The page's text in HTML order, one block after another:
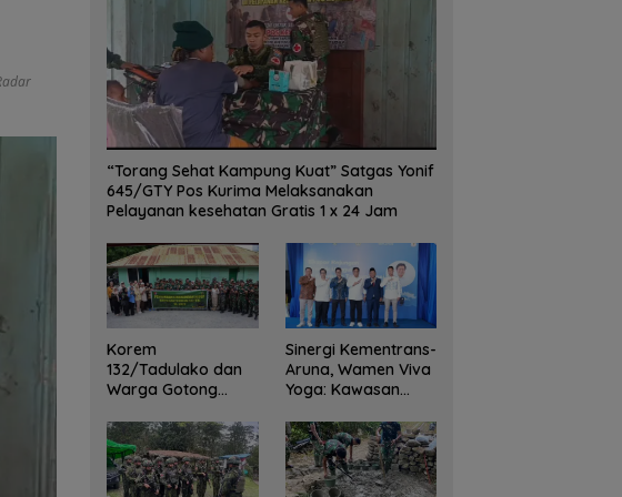
“Torang Sehat Kampung Kuat” Satgas Yonif
645/GTY Pos Kurima Melaksanakan
Pelayanan kesehatan Gratis 1 x 24 Jam
Korem
132/Tadulako dan
Warga Gotong
Gedung Juang Palu
Sinergi Kementrans-
Aruna, Wamen Viva
Yoga: Kawasan
Sukses Ekspor
Rajungan Ke Pasar
Global